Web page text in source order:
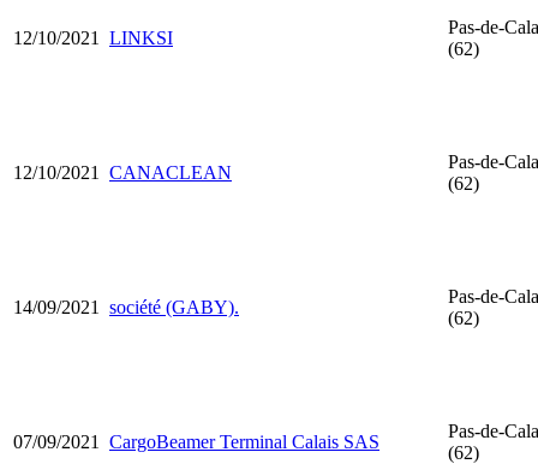
12/10/2021 LINKSI
Pas-de-
(62)
12/10/2021 CANACLEAN
Pas-de-
(62)
14/09/2021 société (GABY).
Pas-de-
(62)
07/09/2021 CargoBeamer Terminal Calais SAS
Pas-de-
(62)